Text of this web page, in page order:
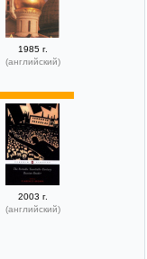
1985 г.
(английский)
2003 г.
(английский)